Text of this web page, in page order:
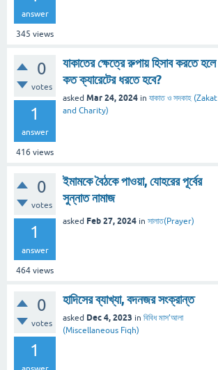
answer
345 views
0
votes
1
answer
416 views
যাকাতের ক্ষেত্রে রুপায় হিসাব করতে হলে
কত ক্যারেটের ধরতে হবে?
asked Mar 24, 2024 in যাকাত ও সদকাহ (Zakat
and Charity)
0
votes
1
answer
464 views
ইমামকে বৈঠকে পাওয়া, যোহরের পূর্বের
সুন্নাত নামাজ
asked Feb 27, 2024 in সালাত(Prayer)
0
votes
1
হাদিসের ব্যাখ্যা, বদনজর সংক্রান্ত
asked Dec 4, 2023 in বিবিধ মাস’আলা
(Miscellaneous Fiqh)